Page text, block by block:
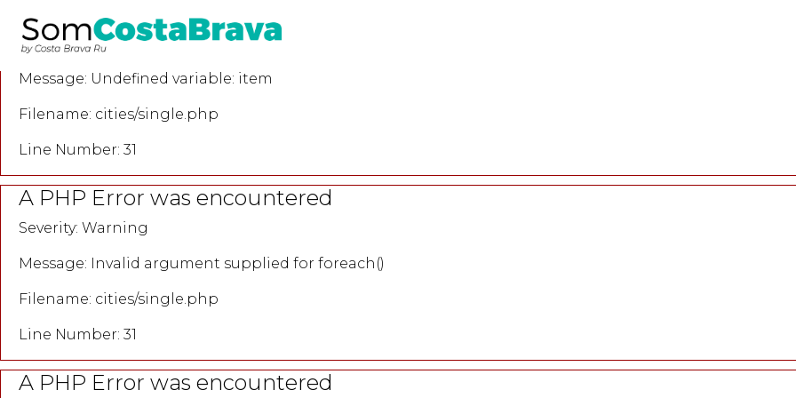
A PHP Error was encountered
Severity: Notice
Message: Undefined variable: item
Filename: cities/single.php
Line Number: 31
A PHP Error was encountered
Severity: Warning
Message: Invalid argument supplied for foreach()
Filename: cities/single.php
Line Number: 31
A PHP Error was encountered